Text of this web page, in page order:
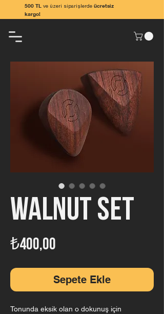
500 TL ve üzeri siparişlerde ücretsiz
kargo!
Walnut Set
₺400,00
Sepete Ekle
Tonunda eksik olan o dokunuş için